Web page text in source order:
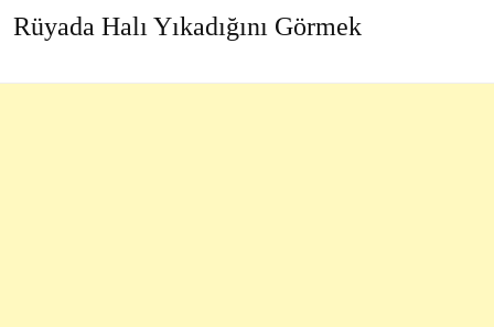
Rüyada Halı Yıkadığını Görmek